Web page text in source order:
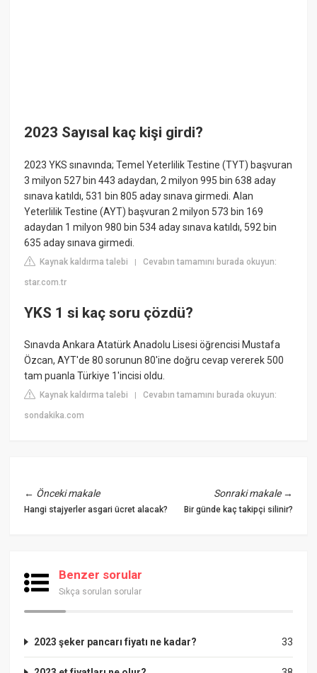
2023 Sayısal kaç kişi girdi?
2023 YKS sınavında; Temel Yeterlilik Testine (TYT) başvuran
3 milyon 527 bin 443 adaydan, 2 milyon 995 bin 638 aday
sınava katıldı, 531 bin 805 aday sınava girmedi. Alan
Yeterlilik Testine (AYT) başvuran 2 milyon 573 bin 169
adaydan 1 milyon 980 bin 534 aday sınava katıldı, 592 bin
635 aday sınava girmedi.
Kaynak kaldırma talebi |Cevabın tamamını burada okuyun:
star.com.tr
YKS 1 si kaç soru çözdü?
Sınavda Ankara Atatürk Anadolu Lisesi öğrencisi Mustafa
Özcan, AYT'de 80 sorunun 80'ine doğru cevap vererek 500
tam puanla Türkiye 1'incisi oldu.
Kaynak kaldırma talebi |Cevabın tamamını burada okuyun:
sondakika.com
← Önceki makale
Hangi stajyerler asgari ücret alacak?
Sonraki makale→
Bir günde kaç takipçi silinir?
Benzer sorular
Sıkça sorulan sorular
33
2023 şeker pancarı fiyatı ne kadar?